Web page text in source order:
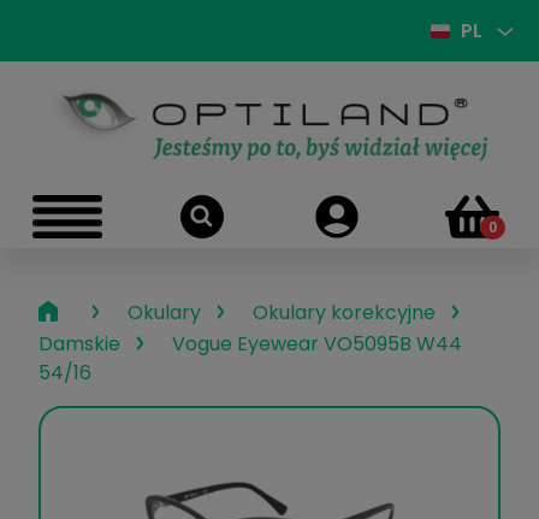
PL
› Okulary › Okulary korekcyjne ›
Damskie ›
Vogue Eyewear VO5095B W44
54/16